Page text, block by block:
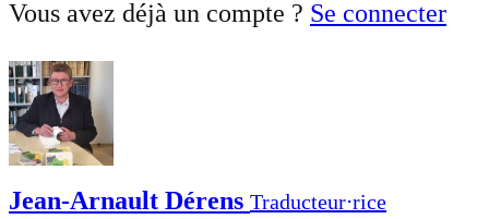
Vous avez déjà un compte ? Se connecter
Jean-Arnault Dérens Traducteur⋅rice